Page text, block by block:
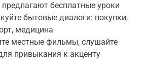
предлагают бесплатные уроки
бытовые диалоги: покупки,
медицина
местные фильмы, слушайте
привыкания к акценту